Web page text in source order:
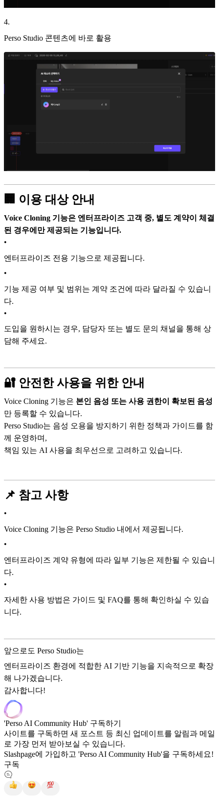
4.
Perso Studio 콘텐츠에 바로 활용
🏢 이용 대상 안내
Voice Cloning 기능은 엔터프라이즈 고객 중, 별도 계약이 체결
된 경우에만 제공되는 기능입니다.
•
엔터프라이즈 전용 기능으로 제공됩니다.
•
기능 제공 여부 및 범위는 계약 조건에 따라 달라질 수 있습니
다.
•
도입을 원하시는 경우, 담당자 또는 별도 문의 채널을 통해 상
담해 주세요.
🔐 안전한 사용을 위한 안내
Voice Cloning 기능은 본인 음성 또는 사용 권한이 확보된 음성
만 등록할 수 있습니다.
Perso Studio는 음성 오용을 방지하기 위한 정책과 가이드를 함
께 운영하며,
책임 있는 AI 사용을 최우선으로 고려하고 있습니다.
📌 참고 사항
•
Voice Cloning 기능은 Perso Studio 내에서 제공됩니다.
•
엔터프라이즈 계약 유형에 따라 일부 기능은 제한될 수 있습니
다.
•
자세한 사용 방법은 가이드 및 FAQ를 통해 확인하실 수 있습
니다.
앞으로도 Perso Studio는
엔터프라이즈 환경에 적합한 AI 기반 기능을 지속적으로 확장
해 나가겠습니다.
감사합니다!
'Perso AI Community Hub' 구독하기
사이트를 구독하면 새 포스트 등 최신 업데이트를 알림과 메일
로 가장 먼저 받아보실 수 있습니다.
Slashpage에 가입하고 'Perso AI Community Hub'을 구독하세요!
구독